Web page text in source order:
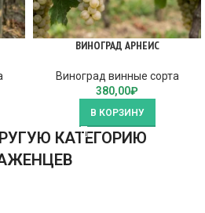
ВИНОГРАД АРНЕИС
Виноград винные сорта
380,00₽
В КОРЗИНУ
КАТЕГОРИЮ